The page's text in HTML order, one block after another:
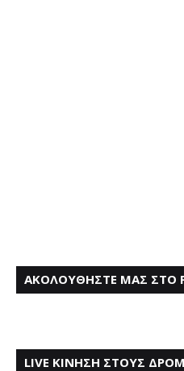
ΑΚΟΛΟΥΘΗΣΤΕ ΜΑΣ ΣΤΟ
LIVE ΚΙΝΗΣΗ ΣΤΟΥΣ